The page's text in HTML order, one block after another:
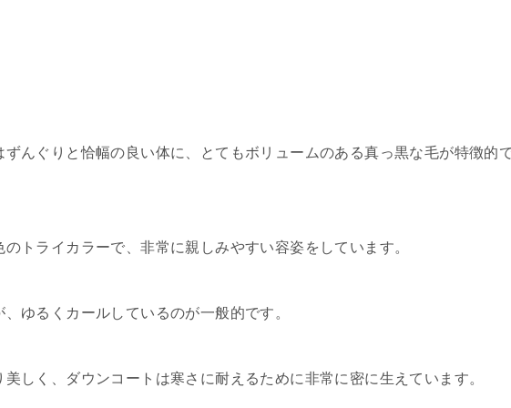
んぐりと恰幅の良い体に、とてもボリュームのある真っ黒な毛が特徴的
トライカラーで、非常に親しみやすい容姿をしています。
ゆるくカールしているのが一般的です。
美しく、ダウンコートは寒さに耐えるために非常に密に生えています。